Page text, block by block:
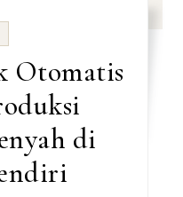
Otomatis
di